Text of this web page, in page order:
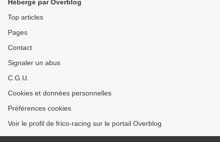
Hébergé par Overblog
Top articles
Pages
Contact
Signaler un abus
C.G.U.
Cookies et données personnelles
Préférences cookies
Voir le profil de frico-racing sur le portail Overblog